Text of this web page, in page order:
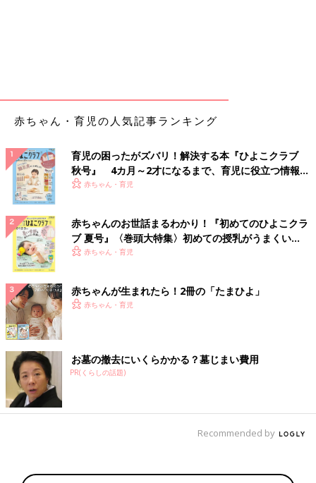
赤ちゃん・育児の人気記事ランキング
育児の困ったがズバリ！解決する本『ひよこクラブ
秋号』 4カ月～2才になるまで、育児に役立つ情報が
いっぱい！
赤ちゃん・育児
赤ちゃんのお世話まるわかり！『初めてのひよこクラ
ブ 夏号』〈巻頭大特集〉初めての授乳がうまくい
く！ おっぱい・ミルクの基本と夏のトラブル 解決テ
赤ちゃん・育児
赤ちゃんが生まれたら！2冊の「たまひよ」
赤ちゃん・育児
お墓の撤去にいくらかかる？墓じまい費用
PR(くらしの話題)
Recommended by